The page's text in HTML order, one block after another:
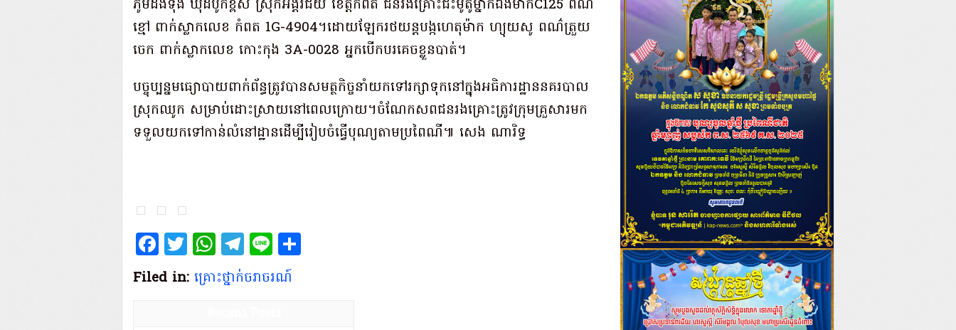
ភូមិ​ដង​ទុង ឃុំ​ដំបូក​ខ្ពស់ ស្រុក​អង្គរជ័យ ខេត្ត​កំពត ជនរងគ្រោះ​ជិះ​ម៉ូតូ​ម្នាក់​ឯង​ម៉ាក​C125 ពណ៌​
ខ្មៅ ពាក់​ស្លាក​លេខ កំពត 1G-4904​។​ដោយឡែក​រថយន្ត​បង្កហេតុ​ម៉ាក ហ្យុយ​សូ ពណ៌​ត្រួយ​
ចេក ពាក់​ស្លាក​លេខ កោះកុង 3A-0028 អ្នកបើកបរ​គេចខ្លួនបាត់​។​
​បច្ចុប្បន្ន​មធ្យោបាយ​ពាក់ព័ន្ធ​ត្រូវបាន​សមត្ថកិច្ច​នាំយក​ទៅ​រក្សាទុក​នៅក្នុង​អធិការដ្ឋាន​នគរបាល​
ស្រុក​ឈូក សម្រាប់​ដោះស្រាយ​នៅពេល​ក្រោយ​។​ចំណែក​សព​ជនរងគ្រោះ​ត្រូវ​ក្រុមគ្រួសារ​មក​
ទទួលយក​ទៅកាន់​លំនៅដ្ឋាន​ដើម្បី​រៀបចំ​ធ្វើបុណ្យ​តាម​ប្រពៃណី​៕ សេង ណា​រិទ្ធ​
Facebook
Twitter
WhatsApp
Telegram
Line
Filed in: គ្រោះថ្នាក់​ចរាចរណ៍